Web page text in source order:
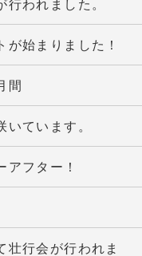
われました。
始まりました！
間
いています。
アフター！
壮行会が行われま